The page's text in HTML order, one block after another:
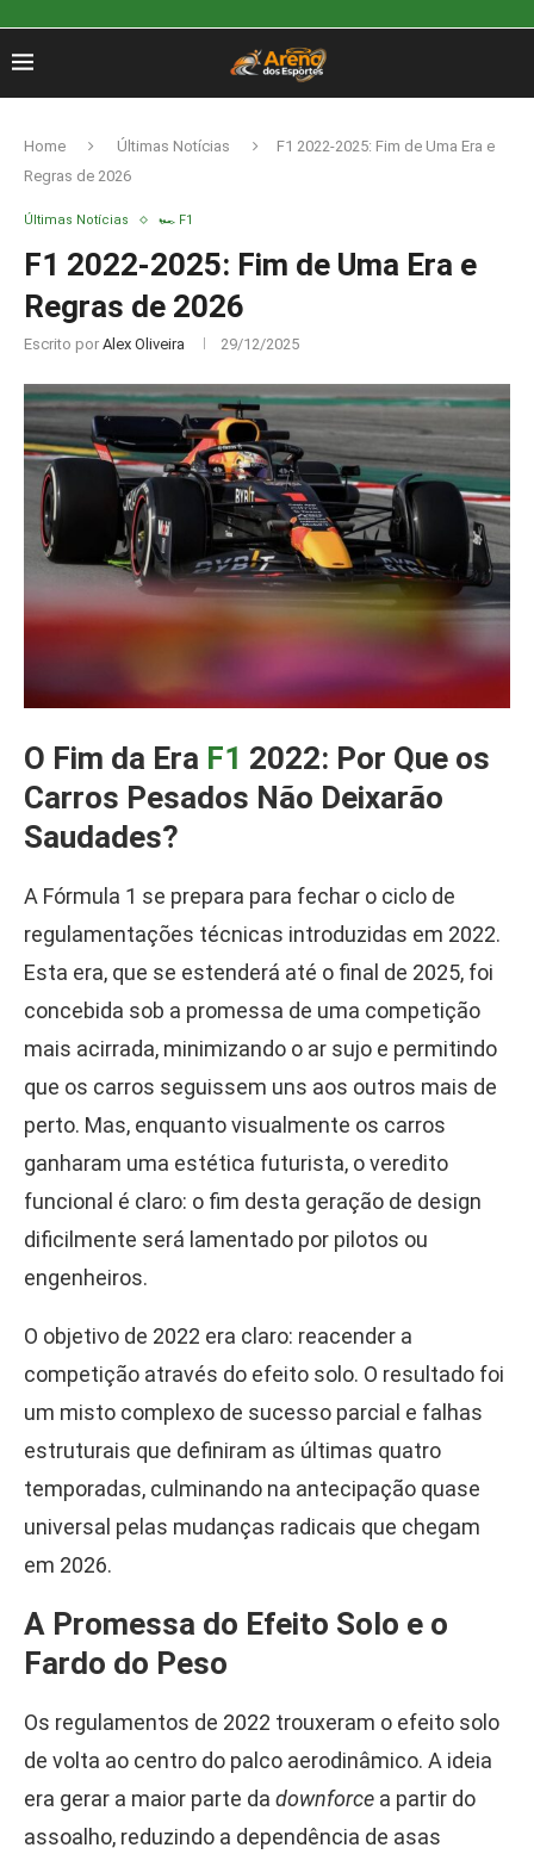
Home Últimas Notícias
F1 2022-2025: Fim de Uma Era e
Regras de 2026
Últimas Notícias 🏎️ F1
F1 2022-2025: Fim de Uma Era e
Regras de 2026
Escrito por Alex Oliveira 29/12/2025
O Fim da Era F1 2022: Por Que os
Carros Pesados Não Deixarão
Saudades?
A Fórmula 1 se prepara para fechar o ciclo de
regulamentações técnicas introduzidas em 2022.
Esta era, que se estenderá até o final de 2025, foi
concebida sob a promessa de uma competição
mais acirrada, minimizando o ar sujo e permitindo
que os carros seguissem uns aos outros mais de
perto. Mas, enquanto visualmente os carros
ganharam uma estética futurista, o veredito
funcional é claro: o fim desta geração de design
dificilmente será lamentado por pilotos ou
engenheiros.
O objetivo de 2022 era claro: reacender a
competição através do efeito solo. O resultado foi
um misto complexo de sucesso parcial e falhas
estruturais que definiram as últimas quatro
temporadas, culminando na antecipação quase
universal pelas mudanças radicais que chegam
em 2026.
A Promessa do Efeito Solo e o
Fardo do Peso
Os regulamentos de 2022 trouxeram o efeito solo
de volta ao centro do palco aerodinâmico. A ideia
era gerar a maior parte da downforce a partir do
assoalho, reduzindo a dependência de asas